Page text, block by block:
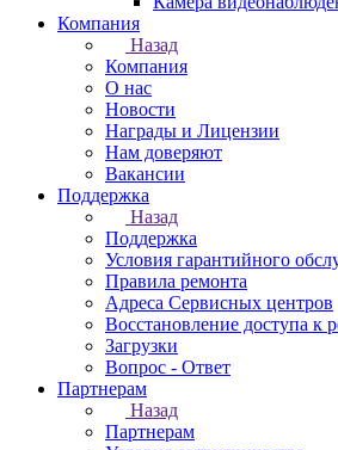
Компания
Назад
Компания
О нас
Новости
Награды и Лицензии
Нам доверяют
Вакансии
Поддержка
Назад
Поддержка
Условия гарантийного
Правила ремонта
Адреса Сервисных центров
Восстановление доступа к
Загрузки
Вопрос - Ответ
Партнерам
Назад
Партнерам